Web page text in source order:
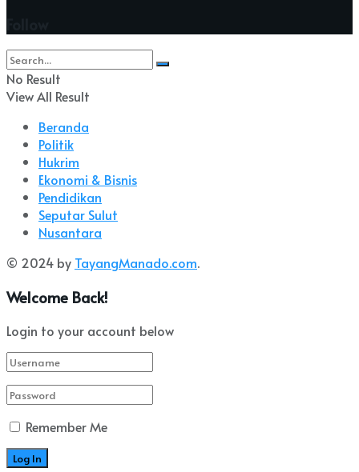
No Result
View All Result
Beranda
Politik
Hukrim
Ekonomi & Bisnis
Pendidikan
Seputar Sulut
Nusantara
© 2024 by TayangManado.com.
Welcome Back!
Login to your account below
Remember Me